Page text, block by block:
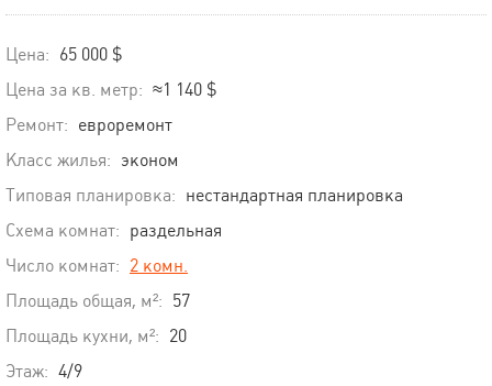
Цена: 65 000 $
Цена за кв. метр: ≈1 140 $
Ремонт: евроремонт
Класс жилья: эконом
Типовая планировка: нестандартная планировка
Схема комнат: раздельная
Число комнат: 2 комн.
Площадь общая, м²: 57
Площадь кухни, м²: 20
Этаж: 4/9